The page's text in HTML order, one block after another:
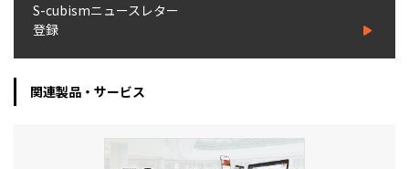
S-cubismニュースレター
登録
関連製品・サービス